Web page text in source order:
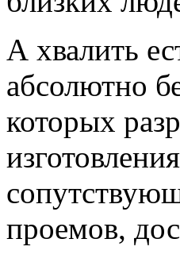
А хвалить
абсолютно
которых
проемов,